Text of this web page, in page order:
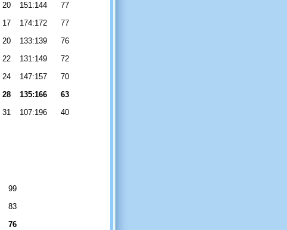
20 151:144
77
17 174:172
77
20 133:139
76
22 131:149
72
24 147:157
70
28 135:166
63
31 107:196 40
99
83
76